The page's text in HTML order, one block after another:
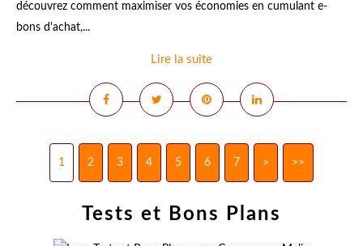
découvrez comment maximiser vos économies en cumulant e-
bons d'achat,...
Lire la suite
1 2 3 4 5 6 7 > >>
Tests et Bons Plans